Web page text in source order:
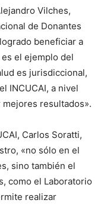
Vilches,
de Donantes
beneficiar a
el ejemplo del
es jurisdiccional,
INCUCAI, a nivel
resultados».
Carlos Soratti,
«no sólo en el
sino también el
como el Laboratorio
realizar